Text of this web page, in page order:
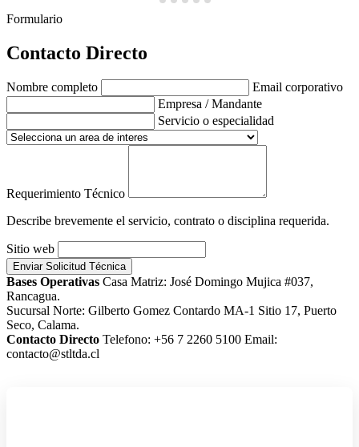
Formulario
Contacto Directo
Nombre completo
Email corporativo
Empresa / Mandante
Servicio o especialidad
Requerimiento Técnico
Describe brevemente el servicio, contrato o disciplina requerida.
Sitio web
Enviar Solicitud Técnica
Bases Operativas Casa Matriz: José Domingo Mujica #037,
Rancagua.
Sucursal Norte: Gilberto Gomez Contardo MA-1 Sitio 17, Puerto
Seco, Calama.
Contacto Directo Telefono: +56 7 2260 5100 Email:
contacto@stltda.cl